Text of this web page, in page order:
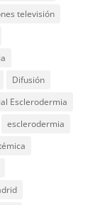
televisión
Difusión
Esclerodermia
esclerodermia